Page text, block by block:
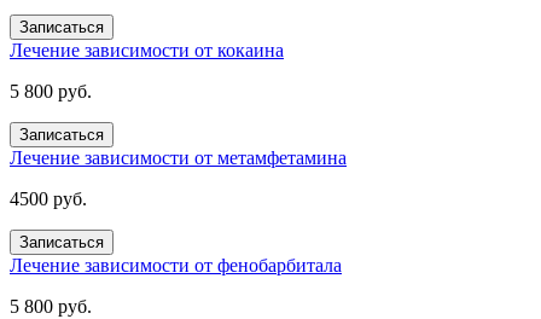
Записаться
Лечение зависимости от кокаина
5 800 руб.
Записаться
Лечение зависимости от метамфетамина
4500 руб.
Записаться
Лечение зависимости от фенобарбитала
5 800 руб.